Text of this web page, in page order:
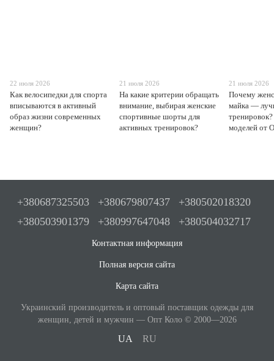
22 июля 2026
Как велосипедки для спорта
вписываются в активный
образ жизни современных
женщин?
21 июля 2026
На какие критерии обращать
внимание, выбирая женские
спортивные шорты для
активных тренировок?
21 июля 2026
Почему
майка —
моделей от
+380687325503 +380679807437
+380502018320
+380503901379
+380997647048 +380504032717
Контактная информация
Полная версия сайта
Карта сайта
Украинский производитель и оптовый поставщик одежды для
женщин, детей и мужчин — Опт Коло © 2000—2026
UA RU